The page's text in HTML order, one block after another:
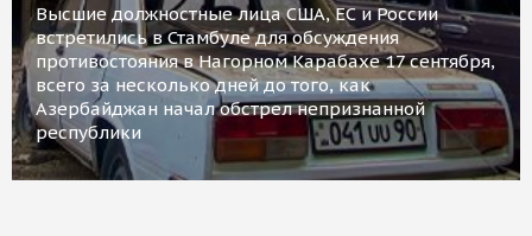
Высшие должностные лица США, ЕС и России
встретились в Стамбуле для обсуждения
противостояния в Нагорном Карабахе 17 сентября,
всего за несколько дней до того, как
Азербайджан начал обстрел непризнанной
республики